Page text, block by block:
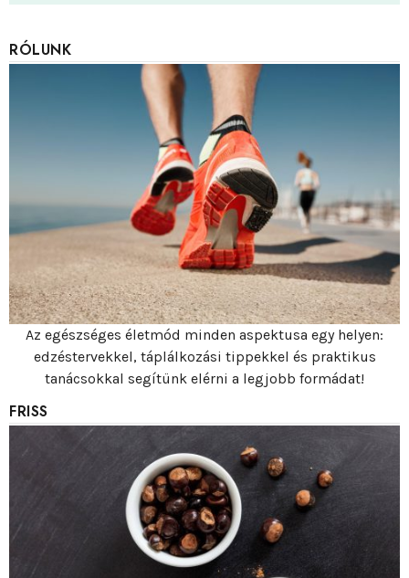
RÓLUNK
Az egészséges életmód minden aspektusa egy helyen:
edzéstervekkel, táplálkozási tippekkel és praktikus
tanácsokkal segítünk elérni a legjobb formádat!
FRISS